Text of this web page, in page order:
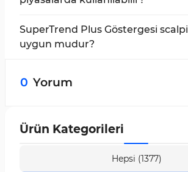
Emtialar dahil olmak üzere tüm
için uygundur.
SuperTrend Plus Göstergesi
uygun mudur?
de oldukça uygundur.
0 Yorum
Ürün Kategorileri
Hepsi (1377)